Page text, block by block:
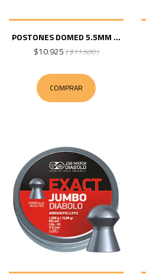
POSTONES DOMED 5.5MM ...
$10.925 ( $11.500 )
COMPRAR